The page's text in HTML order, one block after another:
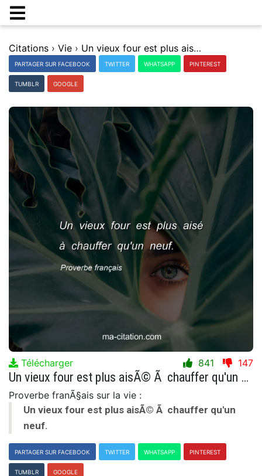
Citations › Vie › Un vieux four est plus aisÃ© Ã chauffer qu'un neuf.
PARTAGER SUR FACEBOOK TWITTER WHATSAPP PINTEREST
TUMBLR GOOGLE
Télécharger 841 147
Un vieux four est plus aisÃ© Ã chauffer qu'un neuf.
Proverbe franÃ§ais sur la vie :
Un vieux four est plus aisÃ© Ã chauffer qu'un
neuf.
PARTAGER SUR FACEBOOK TWITTER WHATSAPP PINTEREST
TUMBLR GOOGLE